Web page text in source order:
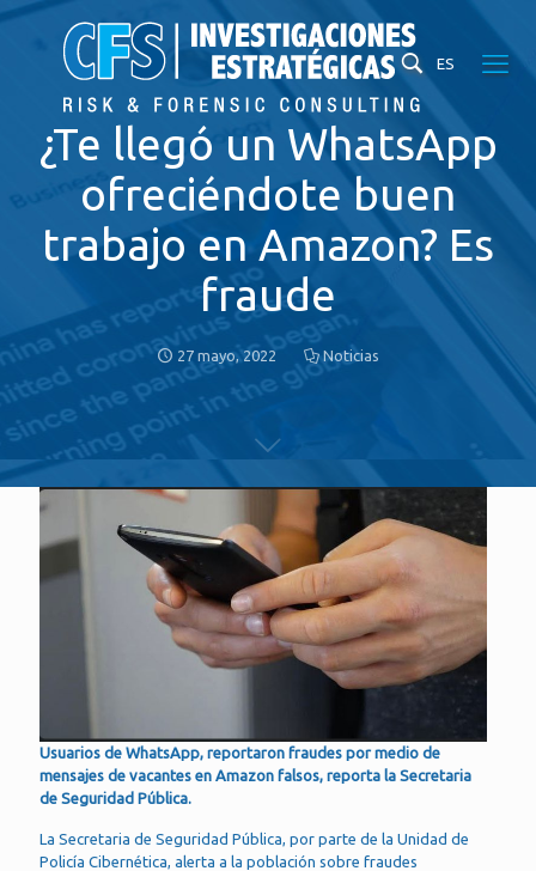
ES
¿Te llegó un WhatsApp
ofreciéndote buen
trabajo en Amazon? Es
fraude
27 mayo, 2022 Noticias
Usuarios de WhatsApp, reportaron fraudes por medio de
mensajes de vacantes en Amazon falsos, reporta la Secretaria
de Seguridad Pública.
La Secretaria de Seguridad Pública, por parte de la Unidad de
Policía Cibernética, alerta a la población sobre fraudes